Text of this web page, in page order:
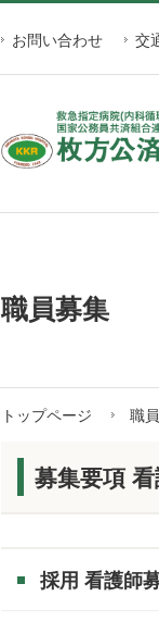
お問い合わせ 交
職員募集
トップページ 職
募集要項
採用 看護師